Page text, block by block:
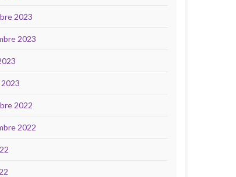
2023
2023
2022
2022